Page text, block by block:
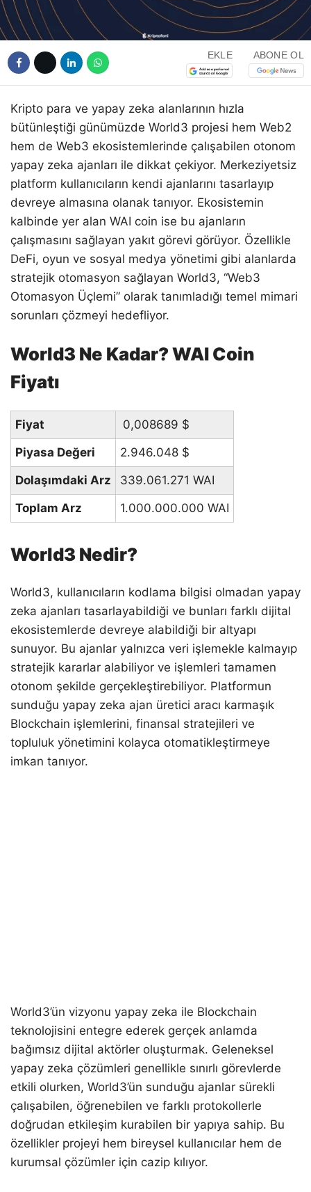
EKLE ABONE OL
Kripto para ve yapay zeka alanlarının hızla
bütünleştiği günümüzde World3 projesi hem Web2
hem de Web3 ekosistemlerinde çalışabilen otonom
yapay zeka ajanları ile dikkat çekiyor. Merkeziyetsiz
platform kullanıcıların kendi ajanlarını tasarlayıp
devreye almasına olanak tanıyor. Ekosistemin
kalbinde yer alan WAI coin ise bu ajanların
çalışmasını sağlayan yakıt görevi görüyor. Özellikle
DeFi, oyun ve sosyal medya yönetimi gibi alanlarda
stratejik otomasyon sağlayan World3, “Web3
Otomasyon Üçlemi” olarak tanımladığı temel mimari
sorunları çözmeyi hedefliyor.
World3 Ne Kadar? WAI Coin
Fiyatı
Fiyat 0,008689 $
Piyasa Değeri
2.946.048 $
Dolaşımdaki Arz
339.061.271 WAI
Toplam Arz
1.000.000.000 WAI
World3 Nedir?
World3, kullanıcıların kodlama bilgisi olmadan yapay
zeka ajanları tasarlayabildiği ve bunları farklı dijital
ekosistemlerde devreye alabildiği bir altyapı
sunuyor. Bu ajanlar yalnızca veri işlemekle kalmayıp
stratejik kararlar alabiliyor ve işlemleri tamamen
otonom şekilde gerçekleştirebiliyor. Platformun
sunduğu yapay zeka ajan üretici aracı karmaşık
Blockchain işlemlerini, finansal stratejileri ve
topluluk yönetimini kolayca otomatikleştirmeye
imkan tanıyor.
World3’ün vizyonu yapay zeka ile Blockchain
teknolojisini entegre ederek gerçek anlamda
bağımsız dijital aktörler oluşturmak. Geleneksel
yapay zeka çözümleri genellikle sınırlı görevlerde
etkili olurken, World3’ün sunduğu ajanlar sürekli
çalışabilen, öğrenebilen ve farklı protokollerle
doğrudan etkileşim kurabilen bir yapıya sahip. Bu
özellikler projeyi hem bireysel kullanıcılar hem de
kurumsal çözümler için cazip kılıyor.